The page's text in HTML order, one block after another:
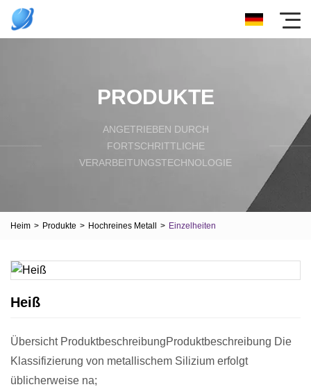
PRODUKTE
ANGETRIEBEN DURCH
FORTSCHRITTLICHE
VERARBEITUNGSTECHNOLOGIE
Heim > Produkte > Hochreines Metall > Einzelheiten
Heiß
Übersicht ProduktbeschreibungProduktbeschreibung Die
Klassifizierung von metallischem Silizium erfolgt
üblicherweise na;